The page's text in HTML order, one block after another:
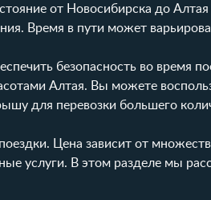
от Новосибирска до Алтая
Время в пути может
безопасность во время
Алтая. Вы можете
для перевозки большего
Цена зависит от
услуги. В этом разделе мы